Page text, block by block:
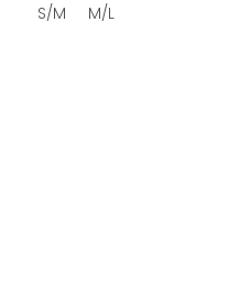
S/M M/L